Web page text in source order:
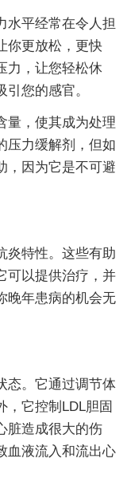
水平经常在令人担
你更放松，更快
力，让您轻松休
您的感官。
量，使其成为处理
压力缓解剂，但如
，因为它是不可避
炎特性。这些有助
可以提供治疗，并
晚年患病的机会无
态。它通过调节体
，它控制LDL胆固
脏造成很大的伤
血液流入和流出心